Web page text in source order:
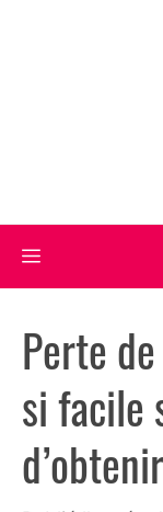
Menu
Perte
si facile